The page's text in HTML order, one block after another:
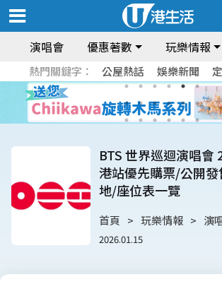
演唱會 優惠著數 玩樂情報
熱門關鍵字： 公屋熱話 娛樂新聞
BTS 世界巡迴演唱會
港站優先購票/公開
地/座位表一覽
首頁 玩樂情報 演
2026.01.15